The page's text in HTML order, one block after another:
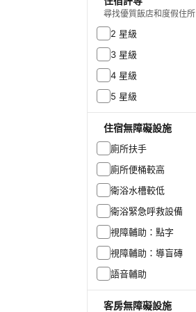
尋找優質飯店和度假住所
2 星級
3 星級
4 星級
5 星級
住宿無障礙設施
廁所扶手
廁所便桶較高
衛浴水槽較低
衛浴緊急呼救設備
視障輔助：點字
視障輔助：導盲磚
語音輔助
客房無障礙設施